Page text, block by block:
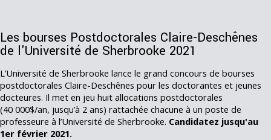
Les bourses Postdoctorales Claire-Deschênes
de l'Université de Sherbrooke 2021
L’Université de Sherbrooke lance le grand concours de bourses
postdoctorales Claire-Deschênes pour les doctorantes et jeunes
docteures. Il met en jeu huit allocations postdoctorales
(40 000$/an, jusqu’à 2 ans) rattachée chacune à un poste de
professeure à l’Université de Sherbrooke. Candidatez jusqu'au
1er février 2021.